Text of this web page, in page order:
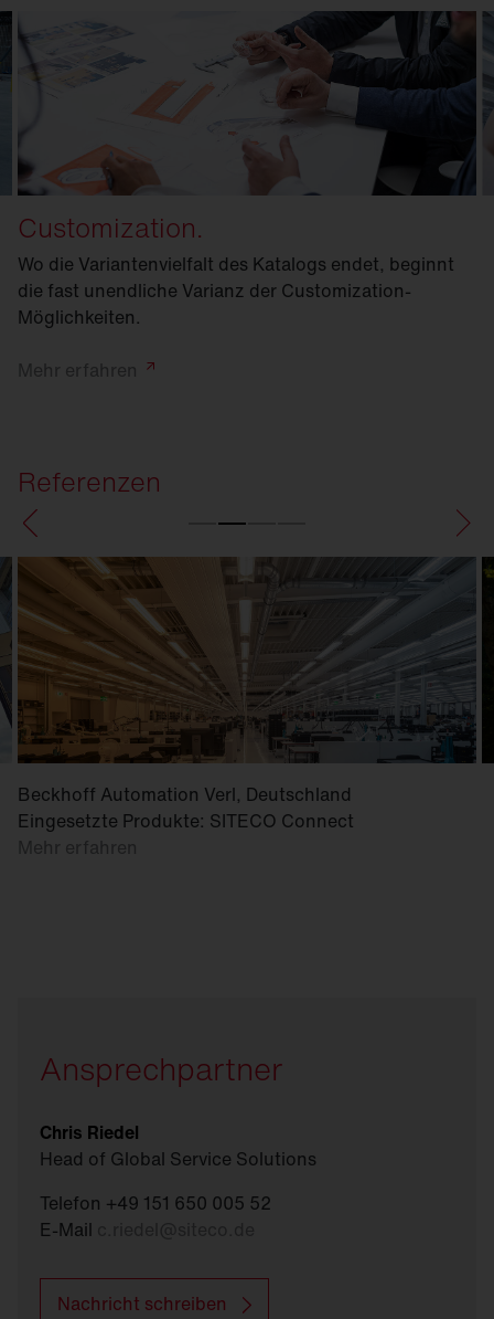
Customization.
Wo die Variantenvielfalt des Katalogs endet, beginnt
die fast unendliche Varianz der Customization-
Möglichkeiten.
Mehr erfahren
Referenzen
Beckhoff Automation Verl, Deutschland
Eingesetzte Produkte: SITECO Connect
Mehr erfahren
Ansprechpartner
Chris Riedel
Head of Global Service Solutions
Telefon +49 151 650 005 52
E-Mail
Nachricht schreiben